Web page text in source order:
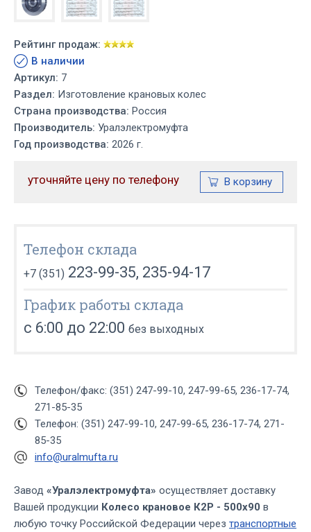
Рейтинг продаж:
В наличии
Артикул: 7
Раздел: Изготовление крановых колес
Страна производства: Россия
Производитель: Уралэлектромуфта
Год производства: 2026 г.
уточняйте цену по телефону
Телефон склада
+7 (351) 223-99-35, 235-94-17
График работы склада
с 6:00 до 22:00 без выходных
Телефон/факс: (351) 247-99-10, 247-99-65, 236-17-74,
271-85-35
Телефон: (351) 247-99-10, 247-99-65, 236-17-74, 271-
85-35
info@uralmufta.ru
Завод «Уралэлектромуфта» осуществляет доставку
Вашей продукции Колесо крановое К2Р - 500х90 в
любую точку Российской Федерации через транспортные